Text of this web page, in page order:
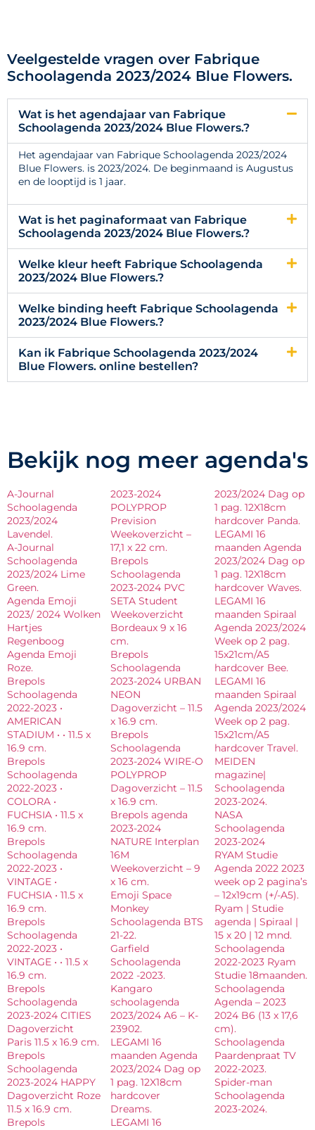
Veelgestelde vragen over Fabrique
Schoolagenda 2023/2024 Blue Flowers.
Wat is het agendajaar van Fabrique
Schoolagenda 2023/2024 Blue Flowers.?
Het agendajaar van Fabrique Schoolagenda 2023/2024
Blue Flowers. is 2023/2024. De beginmaand is Augustus
en de looptijd is 1 jaar.
Wat is het paginaformaat van Fabrique
Schoolagenda 2023/2024 Blue Flowers.?
Welke kleur heeft Fabrique Schoolagenda
2023/2024 Blue Flowers.?
Welke binding heeft Fabrique Schoolagenda
2023/2024 Blue Flowers.?
Kan ik Fabrique Schoolagenda 2023/2024
Blue Flowers. online bestellen?
Bekijk nog meer agenda's
A-Journal
Schoolagenda
2023/2024
Lavendel.
A-Journal
Schoolagenda
2023/2024 Lime
Green.
Agenda Emoji
2023/ 2024 Wolken
Hartjes
Regenboog
Agenda Emoji
Roze.
Brepols
Schoolagenda
2022-2023 •
AMERICAN
STADIUM • • 11.5 x
16.9 cm.
Brepols
Schoolagenda
2022-2023 •
COLORA •
FUCHSIA • 11.5 x
16.9 cm.
Brepols
Schoolagenda
2022-2023 •
VINTAGE •
FUCHSIA • 11.5 x
16.9 cm.
Brepols
Schoolagenda
2022-2023 •
VINTAGE • • 11.5 x
16.9 cm.
Brepols
Schoolagenda
2023-2024 CITIES
Dagoverzicht
Paris 11.5 x 16.9 cm.
Brepols
Schoolagenda
2023-2024 HAPPY
Dagoverzicht Roze
11.5 x 16.9 cm.
Brepols
2023-2024
POLYPROP
Prevision
Weekoverzicht –
17,1 x 22 cm.
Brepols
Schoolagenda
2023-2024 PVC
SETA Student
Weekoverzicht
Bordeaux 9 x 16
cm.
Brepols
Schoolagenda
2023-2024 URBAN
NEON
Dagoverzicht – 11.5
x 16.9 cm.
Brepols
Schoolagenda
2023-2024 WIRE-O
POLYPROP
Dagoverzicht – 11.5
x 16.9 cm.
Brepols agenda
2023-2024
NATURE Interplan
16M
Weekoverzicht – 9
x 16 cm.
Emoji Space
Monkey
Schoolagenda BTS
21-22.
Garfield
Schoolagenda
2022 -2023.
Kangaro
schoolagenda
2023/2024 A6 – K-
23902.
LEGAMI 16
maanden Agenda
2023/2024 Dag op
1 pag. 12X18cm
hardcover
Dreams.
LEGAMI 16
2023/2024 Dag op
1 pag. 12X18cm
hardcover Panda.
LEGAMI 16
maanden Agenda
2023/2024 Dag op
1 pag. 12X18cm
hardcover Waves.
LEGAMI 16
maanden Spiraal
Agenda 2023/2024
Week op 2 pag.
15x21cm/A5
hardcover Bee.
LEGAMI 16
maanden Spiraal
Agenda 2023/2024
Week op 2 pag.
15x21cm/A5
hardcover Travel.
MEIDEN
magazine|
Schoolagenda
2023-2024.
NASA
Schoolagenda
2023-2024
RYAM Studie
Agenda 2022 2023
week op 2 pagina’s
– 12x19cm (+/-A5).
Ryam | Studie
agenda | Spiraal |
15 x 20 | 12 mnd.
Schoolagenda
2022-2023 Ryam
Studie 18maanden.
Schoolagenda
Agenda – 2023
2024 B6 (13 x 17,6
cm).
Schoolagenda
Paardenpraat TV
2022-2023.
Spider-man
Schoolagenda
2023-2024.